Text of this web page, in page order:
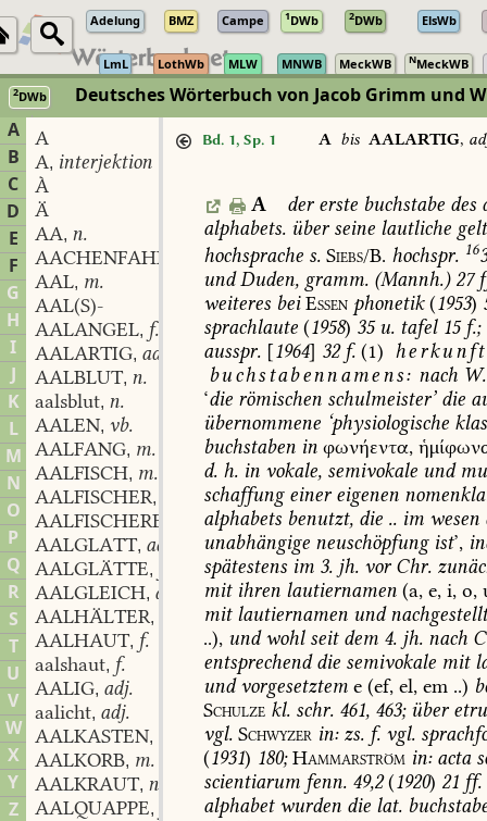
Adelung BMZ Campe 1DWb 2DWb ElsWb
LmL LothWb MLW MNWB MeckWB NMeckWB
2DWb Deutsches Wörterbuch von Jacob Grimm und
A
B
C
D
E
F
G
H
I
J
K
L
M
N
O
P
Q
R
S
T
U
V
W
X
Y
Z
A
A, interjektion
À
Ä
AA, n.
AACHENFAHRT
AAL, m.
AAL(S)-
AALANGEL, f.
AALARTIG, adj.
AALBLUT, n.
aalsblut, n.
AALEN, vb.
AALFANG, m.
AALFISCH, m.
AALFISCHER,
AALFISCHEREI
AALGLATT, adj.
AALGLÄTTE,
AALGLEICH, adj.
AALHÄLTER,
AALHAUT, f.
aalshaut, f.
AALIG, adj.
aalicht, adj.
AALKASTEN,
AALKORB, m.
AALKRAUT, n.
AALQUAPPE,
Bd. 1, Sp. 1 A bis AALARTIG,
A dererstebuchstabedes
alphabets. überseine lautliche
hochsprache s. Siebs/B. hochspr. 16
undDuden, gramm. (Mannh.) 27
weiteres bei Essen phonetik(1953)
sprachlaute (1958) 35u. tafel15f.;
ausspr. [1964] 32f. (1) herkunft
buchstabennamens: nachW.
‘die römischen schulmeister’die
übernommene ‘physiologische
buchstaben in φωνήεντα,
d. h. in vokale, semivokale und
schaffungeinereigenen
alphabets benutzt, die .. im wesen
unabhängige neuschöpfungist’,
spätestens im 3. jh. vorChr.
mitihren lautiernamen (a, e, i, o,
mitlautiernamen und
..), undwohlseitdem 4. jh. nach
entsprechenddie semivokale mit
undvorgesetztem e (ef, el, em ..)
Schulze kl. schr. 461, 463;über
vgl. Schwyzer in:zs. f. vgl.
(1931) 180; Hammarström in:acta
scientiarum fenn. 49,2(1920) 21 ff.
alphabetwurden die lat.